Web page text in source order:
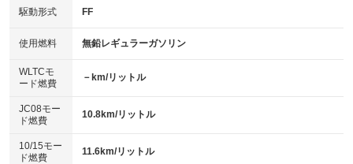
USB入力端子
：装備なし
100V電源
：装備なし
センターデフロック
：装備なし
電動格納ミラー
：装備あり
HID(キセノンライト)
：装備あり
バックカメラ
：装備なし
エアロ
：装備なし
：装備なし
パワーシート
ベンチシート
：装備なし
駆動形式 FF
使用燃料 無鉛レギュラーガソリン
WLTCモ
ード燃費
－km/リットル
JC08モー
ド燃費
10.8km/リットル
10/15モー
ド燃費
11.6km/リットル